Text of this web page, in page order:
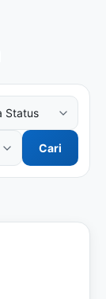
Cari